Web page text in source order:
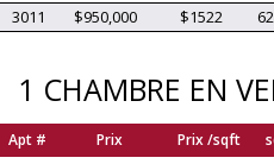
3011
$950,000 $1522
1 CHAMBRE EN
Apt # Prix Prix /sqft